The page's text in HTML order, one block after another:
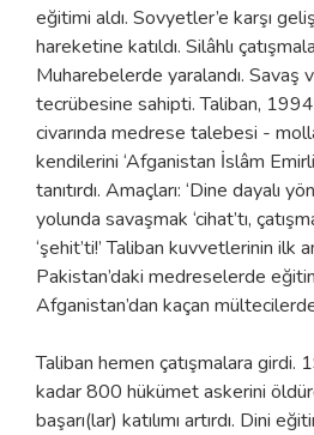
eğitimi aldı. Sovyetler’e karşı
hareketine katıldı. Silâhlı
Muharebelerde yaralandı. Savaş
tecrübesine sahipti. Taliban,
civarında medrese talebesi -
kendilerini ‘Afganistan İslâm
tanıtırdı. Amaçları: ‘Dine dayalı
yolunda savaşmak ‘cihat’tı,
‘şehit’ti!’ Taliban kuvvetlerinin ilk
Pakistan’daki medreselerde
Afganistan’dan kaçan
Taliban hemen çatışmalara girdi.
kadar 800 hükümet askerini
başarı(lar) katılımı artırdı. Dini